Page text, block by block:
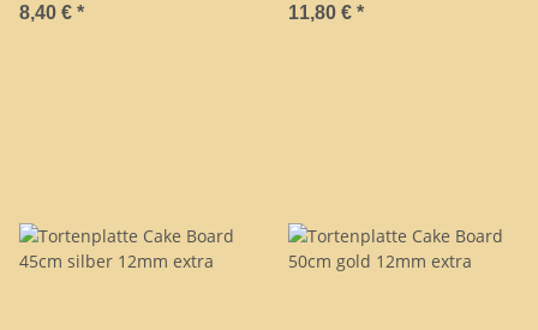
8,40 € * 11,80 € *